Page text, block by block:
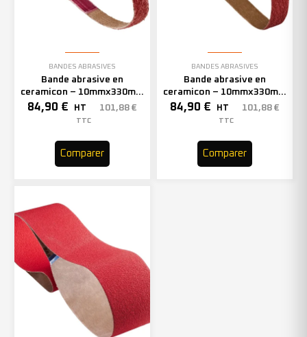
BANDES ABRASIVES
Bande abrasive en
ceramicon – 10mmx330mm
– Grain 60 – 333002 (x50)
84,90 € HT 101,88 €
TTC
Comparer
BANDES ABRASIVES
Bande abrasive en
ceramicon – 10mmx330mm
– Grain 80 – 333003 (x50)
84,90 € HT 101,88 €
TTC
Comparer